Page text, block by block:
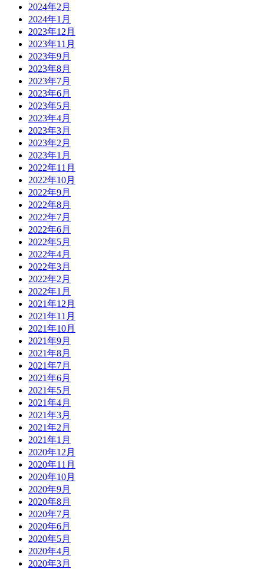
2024年2月
2024年1月
2023年12月
2023年11月
2023年9月
2023年8月
2023年7月
2023年6月
2023年5月
2023年4月
2023年3月
2023年2月
2023年1月
2022年11月
2022年10月
2022年9月
2022年8月
2022年7月
2022年6月
2022年5月
2022年4月
2022年3月
2022年2月
2022年1月
2021年12月
2021年11月
2021年10月
2021年9月
2021年8月
2021年7月
2021年6月
2021年5月
2021年4月
2021年3月
2021年2月
2021年1月
2020年12月
2020年11月
2020年10月
2020年9月
2020年8月
2020年7月
2020年6月
2020年5月
2020年4月
2020年3月